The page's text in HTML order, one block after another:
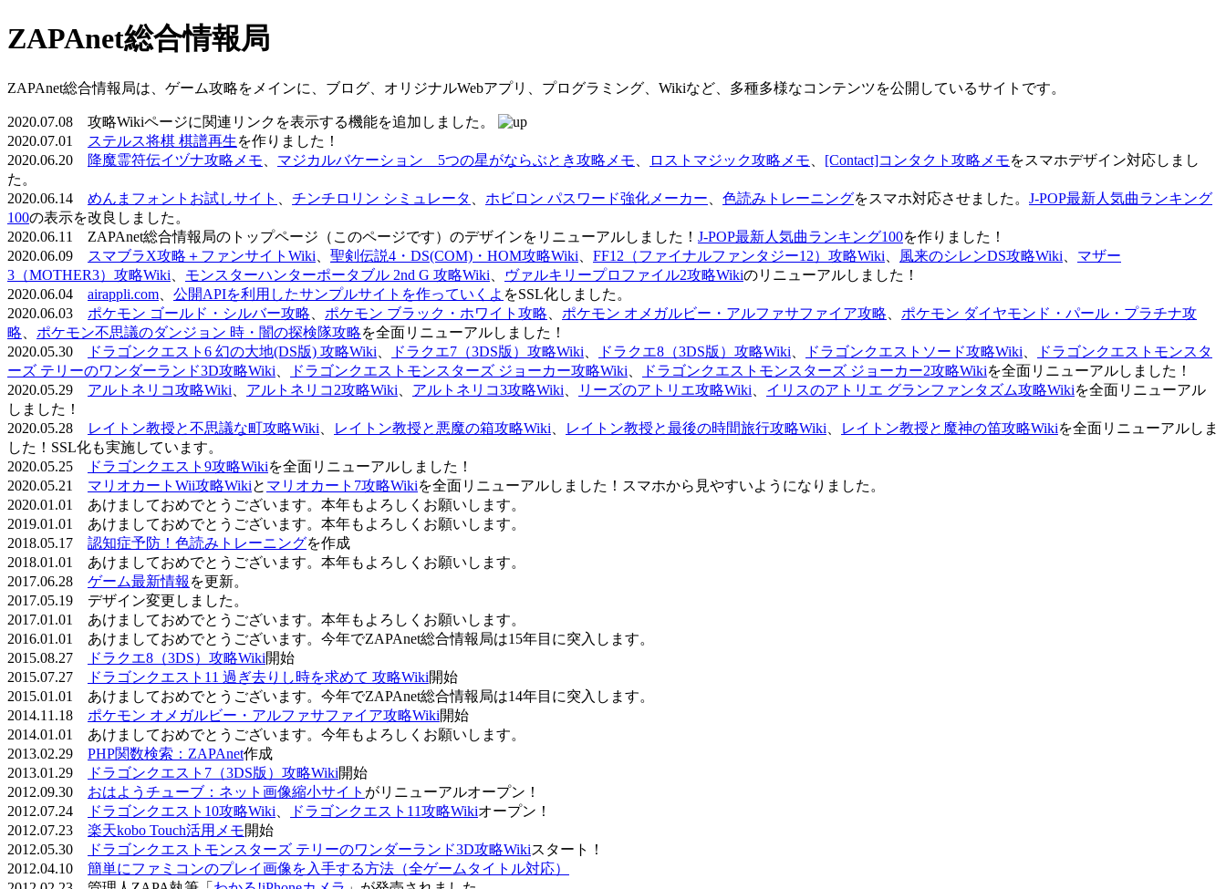
ZAPAnet総合情報局
ZAPAnet総合情報局は、ゲーム攻略をメインに、ブログ、オリジナルWebアプリ、プログラミング、Wikiなど、多種多様なコンテンツを公開しているサイトです。
2020.07.08 攻略Wikiページに関連リンクを表示する機能を追加しました。
2020.07.01
ステルス将棋 棋譜再生を作りました！
2020.06.20
降魔霊符伝イヅナ攻略メモ マジカルバケーション 5つの星がならぶとき攻略メモ ロストマジック攻略メモ [Contact]コンタクト攻略メモをスマホデザイン対応しまし
た。
2020.06.14 めんまフォントお試しサイト チンチロリン シミュレータ ホビロン パスワード強化メーカー 色読みトレーニングをスマホ対応させました。 J-POP最新人気曲ランキング
100の表示を改良しました。
2020.06.11 ZAPAnet総合情報局のトップページ（このページです）のデザインをリニューアルしました！ J-POP最新人気曲ランキング100を作りました！
2020.06.09
スマブラX攻略＋ファンサイトWiki 聖剣伝説4・DS(COM)・HOM攻略Wiki FF12（ファイナルファンタジー12）攻略Wiki 風来のシレンDS攻略Wiki
マザー
3（MOTHER3）攻略Wiki
モンスターハンターポータブル 2nd G 攻略Wiki ヴァルキリープロファイル2攻略Wikiのリニューアルしました！
2020.06.04 airappli.com 公開APIを利用したサンプルサイトを作っていくよ をSSL化しました。
2020.06.03 ポケモン ゴールド・シルバー攻略 ポケモン ブラック・ホワイト攻略 ポケモン オメガルビー・アルファサファイア攻略
ポケモン ダイヤモンド・パール・プラチナ攻
略
ポケモン不思議のダンジョン 時・闇の探検隊攻略を全面リニューアルしました！
2020.05.30
ドラゴンクエスト6 幻の大地(DS版) 攻略Wiki ドラクエ7（3DS版）攻略Wiki ドラクエ8（3DS版）攻略Wiki ドラゴンクエストソード攻略Wiki
ドラゴンクエストモンスタ
ーズ テリーのワンダーランド3D攻略Wiki
ドラゴンクエストモンスターズ ジョーカー攻略Wiki ドラゴンクエストモンスターズ ジョーカー2攻略Wikiを全面リニューアルしました！
2020.05.29 アルトネリコ攻略Wiki アルトネリコ2攻略Wiki アルトネリコ3攻略Wiki リーズのアトリエ攻略Wiki イリスのアトリエ グランファンタズム攻略Wikiを全面リニューアル
しました！
2020.05.28
レイトン教授と不思議な町攻略Wiki レイトン教授と悪魔の箱攻略Wiki レイトン教授と最後の時間旅行攻略Wiki レイトン教授と魔神の笛攻略Wikiを全面リニューアルしま
した！SSL化も実施しています。
2020.05.25
ドラゴンクエスト9攻略Wikiを全面リニューアルしました！
2020.05.21 マリオカートWii攻略Wikiと マリオカート7攻略Wikiを全面リニューアルしました！スマホから見やすいようになりました。
2020.01.01 あけましておめでとうございます。本年もよろしくお願いします。
2019.01.01 あけましておめでとうございます。本年もよろしくお願いします。
2018.05.17 認知症予防！色読みトレーニングを作成
2018.01.01 あけましておめでとうございます。本年もよろしくお願いします。
2017.06.28 ゲーム最新情報 を更新。
2017.05.19 デザイン変更しました。
2017.01.01 あけましておめでとうございます。本年もよろしくお願いします。
2016.01.01 あけましておめでとうございます。今年でZAPAnet総合情報局は15年目に突入します。
2015.08.27
ドラクエ8（3DS）攻略Wiki開始
2015.07.27
ドラゴンクエスト11 過ぎ去りし時を求めて 攻略Wiki開始
2015.01.01 あけましておめでとうございます。今年でZAPAnet総合情報局は14年目に突入します。
2014.11.18 ポケモン オメガルビー・アルファサファイア攻略Wiki開始
2014.01.01 あけましておめでとうございます。今年もよろしくお願いします。
2013.02.29 PHP関数検索：ZAPAnet作成
2013.01.29
ドラゴンクエスト7（3DS版）攻略Wiki開始
2012.09.30 おはようチューブ：ネット画像縮小サイト がリニューアルオープン！
2012.07.24
ドラゴンクエスト10攻略Wiki ドラゴンクエスト11攻略Wikiオープン！
2012.07.23 楽天kobo Touch活用メモ開始
2012.05.30
ドラゴンクエストモンスターズ テリーのワンダーランド3D攻略Wikiスタート！
2012.04.10 簡単にファミコンのプレイ画像を入手する方法（全ゲームタイトル対応）